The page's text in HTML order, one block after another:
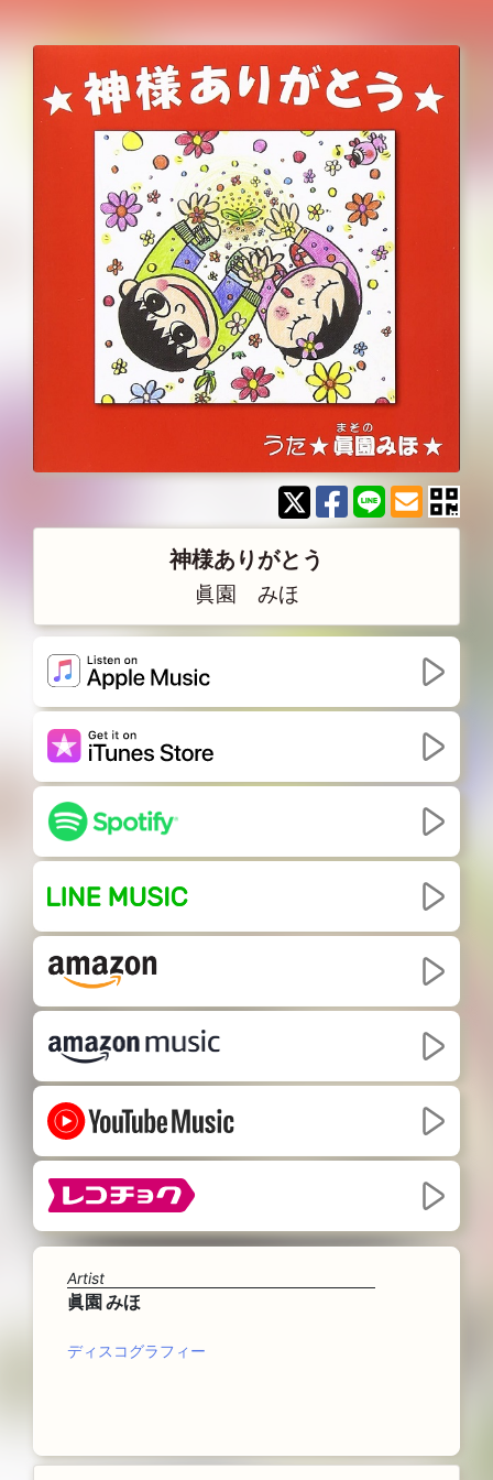
神様ありがとう
眞園 みほ
Artist
眞園 みほ
ディスコグラフィー